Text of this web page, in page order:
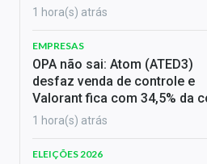
1 hora(s) atrás
EMPRESAS
OPA não sai: Atom (ATED3)
desfaz venda de controle e
Valorant fica com 34,5% da
1 hora(s) atrás
ELEIÇÕES 2026